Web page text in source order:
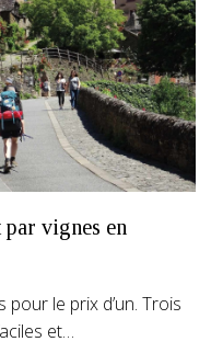
par vignes en
pour le prix d’un. Trois
et…